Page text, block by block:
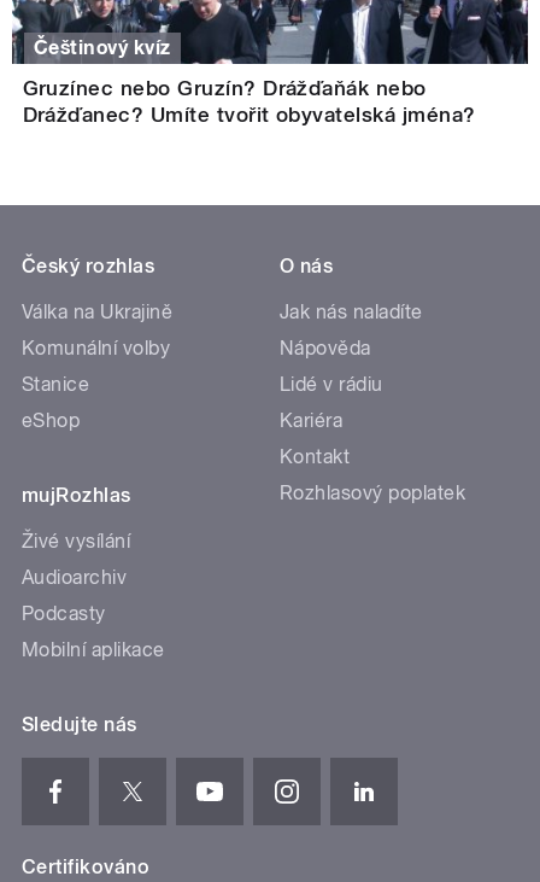
Češtinový kvíz
Gruzínec nebo Gruzín? Drážďaňák nebo
Drážďanec? Umíte tvořit obyvatelská jména?
Český rozhlas
Válka na Ukrajině
Komunální volby
Stanice
eShop
mujRozhlas
Živé vysílání
Audioarchiv
Podcasty
Mobilní aplikace
O nás
Jak nás naladíte
Nápověda
Lidé v rádiu
Kariéra
Kontakt
Rozhlasový poplatek
Sledujte nás
Certifikováno